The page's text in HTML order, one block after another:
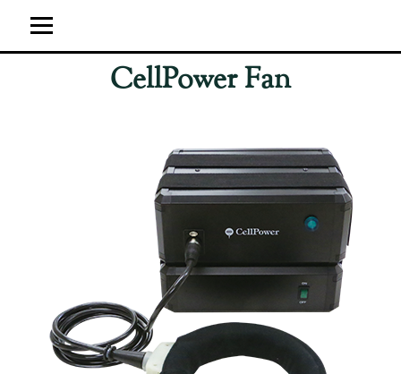
超強力神経波磁力線発生器
CellPower Fan